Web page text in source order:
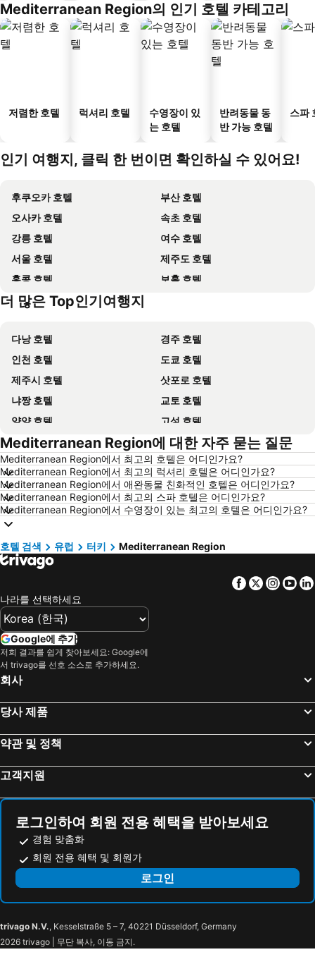
Mediterranean Region의 인기 호텔 카테고리
저렴한 호텔 럭셔리 호텔
수영장이 있
는 호텔
반려동물 동
반 가능 호텔
스파
인기 여행지, 클릭 한 번이면 확인하실 수 있어요!
후쿠오카 호텔
부산 호텔
오사카 호텔
속초 호텔
강릉 호텔
여수 호텔
서울 호텔
제주도 호텔
홍콩 호텔
보홀 호텔
강원도 호텔
더 많은 Top인기여행지
다낭 호텔
경주 호텔
인천 호텔
도쿄 호텔
제주시 호텔
삿포로 호텔
냐짱 호텔
교토 호텔
양양 호텔
고성 호텔
대전 호텔
방콕 호텔
목포 호텔
포항 호텔
상하이 호텔
히로시마 호텔
평창 호텔
통영 호텔
괌 호텔
경기도 호텔
한국 호텔
Phu Quoc 호텔
크로아티아 해안 호텔
Paris 호텔
말레이시아 호텔
헝가리 호텔
라치오 호텔
Hanoi region 호텔
경상북도 호텔
Mediterranean Region에 대한 자주 묻는 질문
Mediterranean Region에서 최고의 호텔은 어디인가요?
Mediterranean Region에서 최고의 럭셔리 호텔은 어디인가요?
Mediterranean Region에서 애완동물 친화적인 호텔은 어디인가요?
Mediterranean Region에서 최고의 스파 호텔은 어디인가요?
Mediterranean Region에서 수영장이 있는 최고의 호텔은 어디인가요?
호텔 검색 유럽 터키 Mediterranean Region
Facebook
Twitter
나라를 선택하세요
Google에 추가
저희 결과를 쉽게 찾아보세요: Google에
서 trivago를 선호 소스로 추가하세요.
회사
당사 제품
약관 및 정책
고객지원
로그인하여 회원 전용 혜택을 받아보세요
경험 맞춤화
회원 전용 혜택 및 회원가
로그인
trivago N.V., Kesselstraße 5 – 7, 40221 Düsseldorf, Germany
2026 trivago | 무단 복사, 이동 금지.